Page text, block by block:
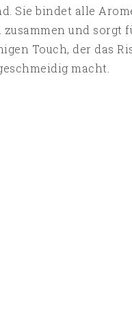
Sie bindet alle
und sorgt
Touch, der das
macht.